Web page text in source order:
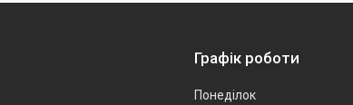
Графік роботи
Понеділок